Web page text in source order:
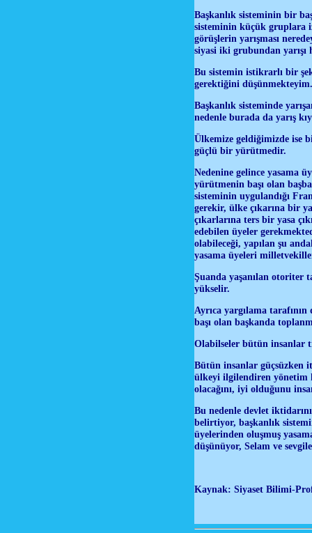
Başkanlık sisteminin bir
sisteminin küçük gruplara
görüşlerin yarışması
siyasi iki grubundan yarışı
Bu sistemin istikrarlı bir
gerektiğini düşünmekteyim.
Başkanlık sisteminde
nedenle burada da yarış
Ülkemize geldiğimizde ise
güçlü bir yürütmedir.
Nedenine gelince yasama
yürütmenin başı olan
sisteminin uygulandığı
gerekir, ülke çıkarına bir
çıkarlarına ters bir yasa
edebilen üyeler
olabileceği, yapılan şu
yasama üyeleri
Şuanda yaşanılan otoriter
yükselir.
Ayrıca yargılama
başı olan başkanda
Olabilseler bütün insanlar
Bütün insanlar güçsüzken
ülkeyi ilgilendiren yönetim
olacağını, iyi olduğunu
Bu nedenle devlet
belirtiyor, başkanlık
üyelerinden oluşmuş
düşünüyor, Selam ve
Kaynak: Siyaset Bilimi-